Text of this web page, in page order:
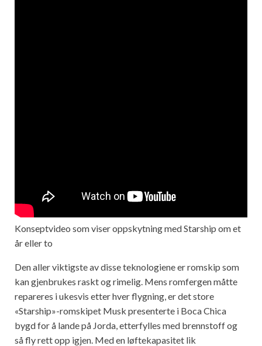
Konseptvideo som viser oppskytning med Starship om et
år eller to
Den aller viktigste av disse teknologiene er romskip som
kan gjenbrukes raskt og rimelig. Mens romfergen måtte
repareres i ukesvis etter hver flygning, er det store
«Starship»-romskipet Musk presenterte i Boca Chica
bygd for å lande på Jorda, etterfylles med brennstoff og
så fly rett opp igjen. Med en løftekapasitet lik